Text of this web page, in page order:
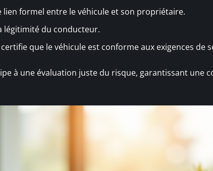
lien formel entre le véhicule et son propriétaire.
légitimité du conducteur.
que le véhicule est conforme aux exigences de
à une évaluation juste du risque, garantissant une